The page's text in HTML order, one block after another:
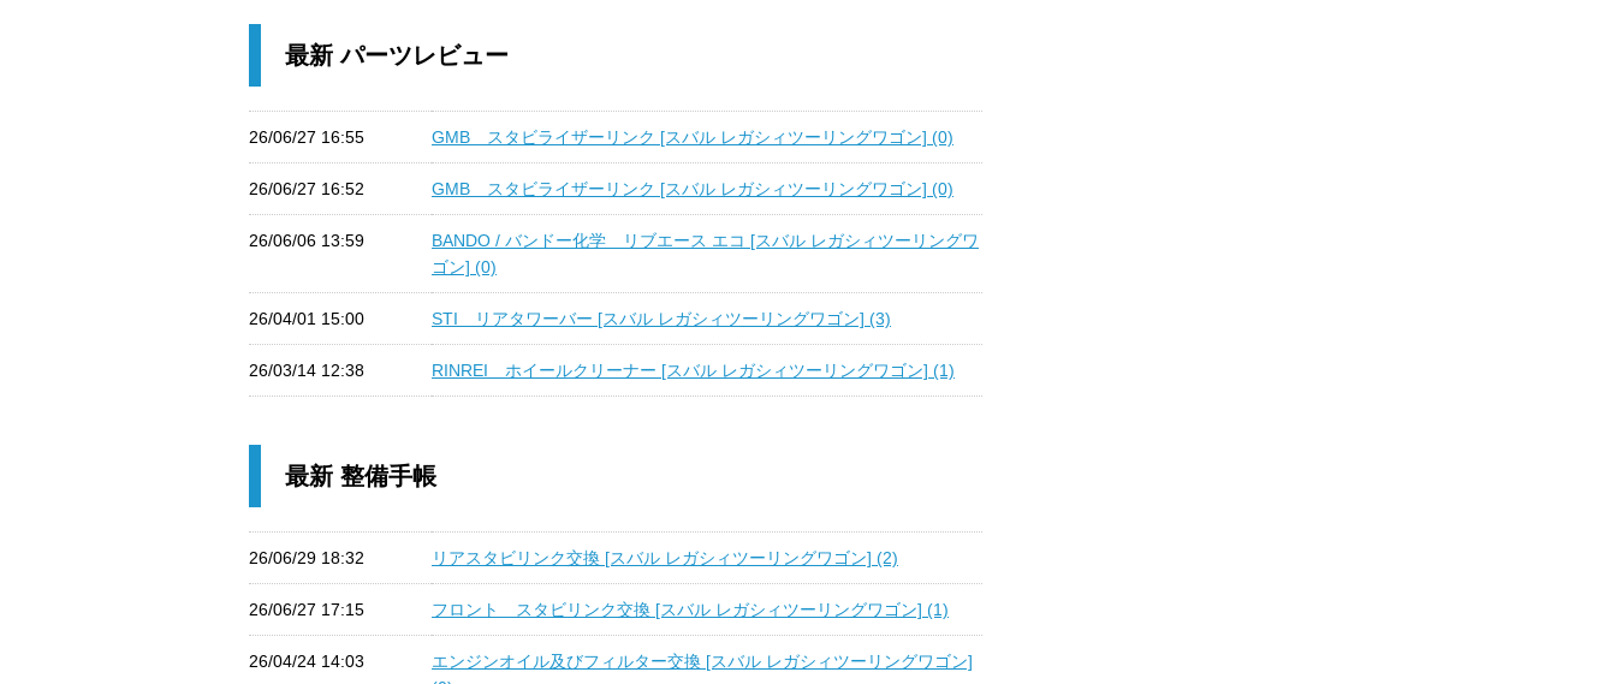
最新 パーツレビュー
26/06/27 16:55 GMB スタビライザーリンク [スバル レガシィツーリングワゴン] (0)
26/06/27 16:52 GMB スタビライザーリンク [スバル レガシィツーリングワゴン] (0)
26/06/06 13:59
BANDO / バンドー化学 リブエース エコ [スバル レガシィツーリングワ
ゴン] (0)
26/04/01 15:00 STI リアタワーバー [スバル レガシィツーリングワゴン] (3)
26/03/14 12:38 RINREI ホイールクリーナー [スバル レガシィツーリングワゴン] (1)
最新 整備手帳
26/06/29 18:32 リアスタビリンク交換 [スバル レガシィツーリングワゴン] (2)
26/06/27 17:15 フロント スタビリンク交換 [スバル レガシィツーリングワゴン] (1)
26/04/24 14:03
エンジンオイル及びフィルター交換 [スバル レガシィツーリングワゴン]